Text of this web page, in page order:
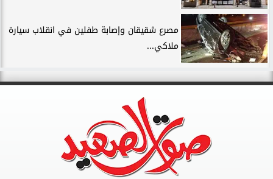
مصرع شقيقان وإصابة طفلين في انقلاب سيارة
ملاكي...